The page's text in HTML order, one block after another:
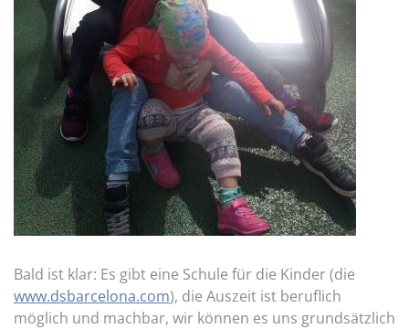
Bald ist klar: Es gibt eine Schule für die Kinder (die
www.dsbarcelona.com), die Auszeit ist beruflich
möglich und machbar, wir können es uns grundsätzlich